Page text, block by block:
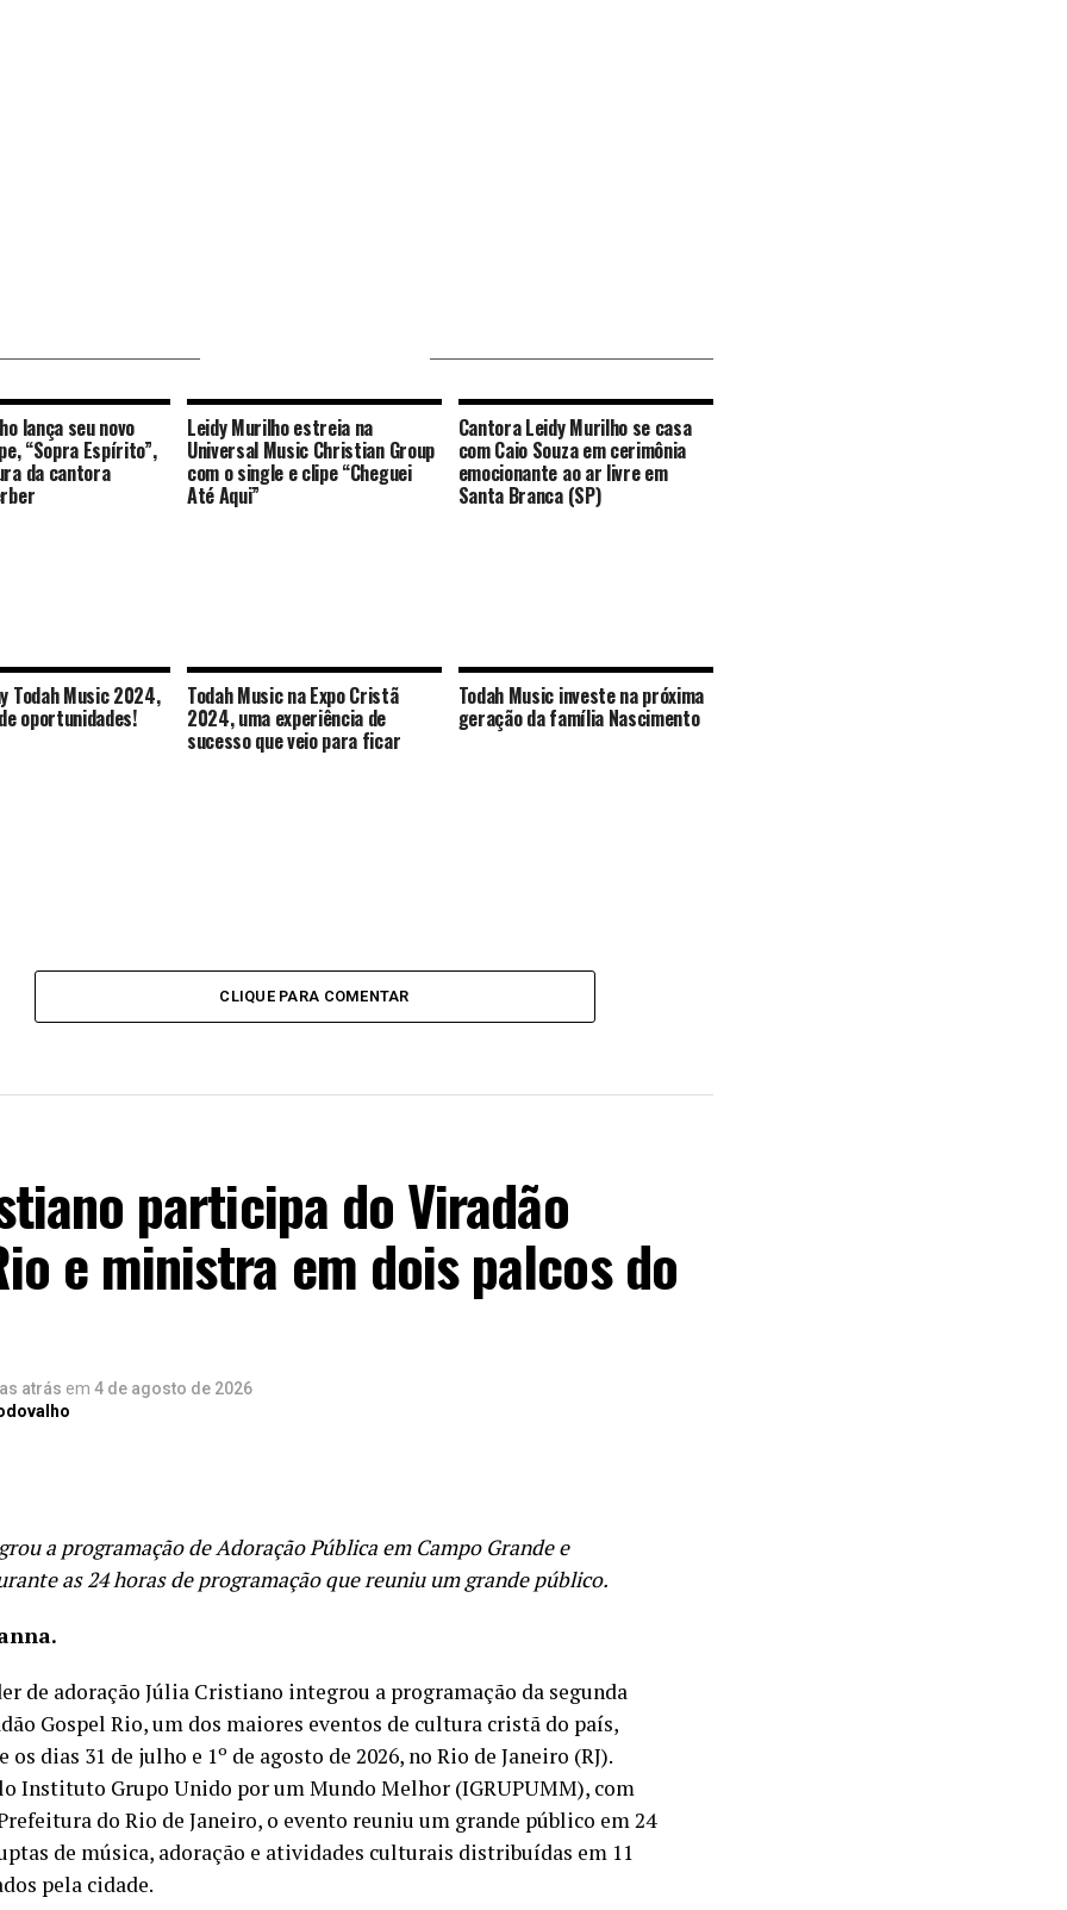
lança seu novo
“Sopra Espírito”,
da cantora
Leidy Murilho estreia na
Universal Music Christian Group
com o single e clipe “Cheguei
Até Aqui”
Cantora Leidy Murilho se casa
com Caio Souza em cerimônia
emocionante ao ar livre em
Santa Branca (SP)
Todah Music 2024,
oportunidades!
Todah Music na Expo Cristã
2024, uma experiência de
sucesso que veio para ficar
Todah Music investe na próxima
geração da família Nascimento
CLIQUE PARA COMENTAR
participa do Viradão
e ministra em dois palcos do
atrás em 4 de agosto de 2026
a programação de Adoração Pública em Campo Grande e
as 24 horas de programação que reuniu um grande público.
de adoração Júlia Cristiano integrou a programação da segunda
Gospel Rio, um dos maiores eventos de cultura cristã do país,
dias 31 de julho e 1º de agosto de 2026, no Rio de Janeiro (RJ).
Instituto Grupo Unido por um Mundo Melhor (IGRUPUMM), com
do Rio de Janeiro, o evento reuniu um grande público em 24
de música, adoração e atividades culturais distribuídas em 11
pela cidade.